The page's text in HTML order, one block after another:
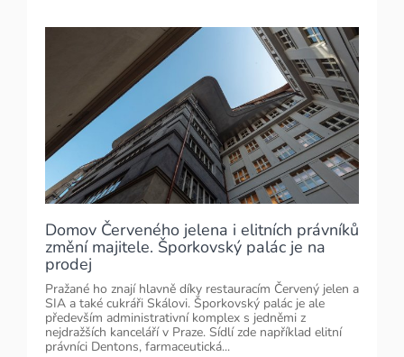
Domov Červeného jelena i elitních právníků
změní majitele. Šporkovský palác je na
prodej
Pražané ho znají hlavně díky restauracím Červený jelen a
SIA a také cukráři Skálovi. Šporkovský palác je ale
především administrativní komplex s jedněmi z
nejdražších kanceláří v Praze. Sídlí zde například elitní
právníci Dentons, farmaceutická...